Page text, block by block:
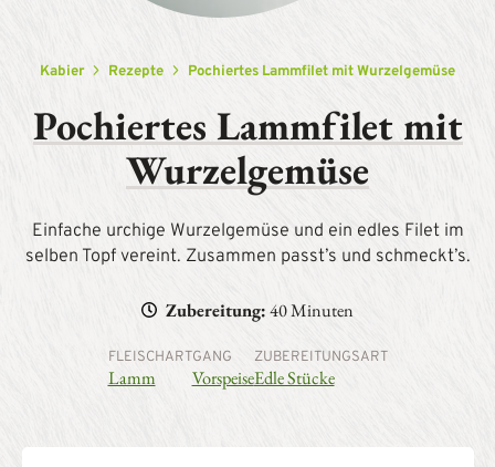
Kabier Rezepte Pochiertes Lammfilet mit Wurzelgemüse
Pochiertes Lammfilet mit
Wurzelgemüse
Einfache urchige Wurzelgemüse und ein edles Filet im
selben Topf vereint. Zusammen passt’s und schmeckt’s.
Zubereitung:40 Minuten
FLEISCHART
Lamm
GANG
Vorspeise
ZUBEREITUNGSART
Edle Stücke